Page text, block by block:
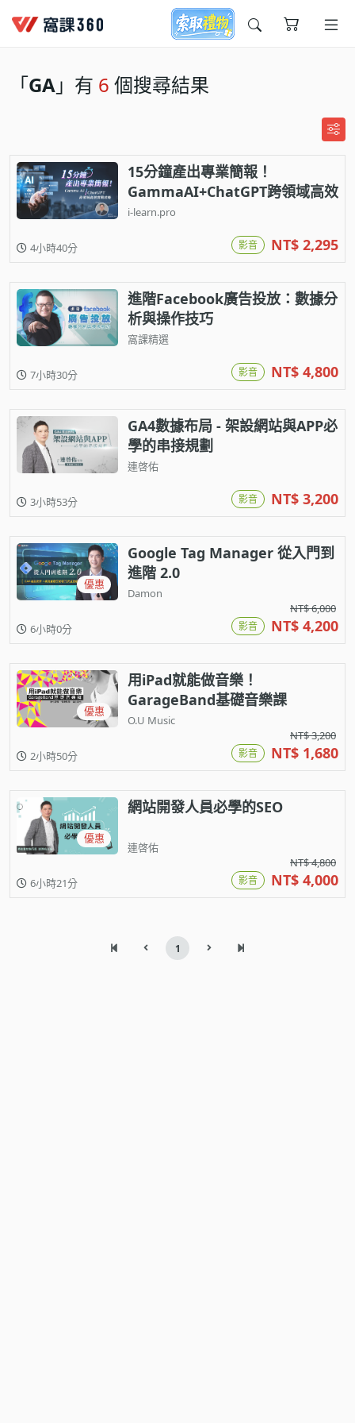
今天想要學什麼?
窩課推薦給您
「GA」有 6 個搜尋結果
15分鐘產出專業簡報！
GammaAI+ChatGPT跨領域高效
實戰攻略
i-learn.pro
4小時40分 影音 NT$ 2,295
進階Facebook廣告投放：數據分
析與操作技巧
窩課精選
7小時30分 影音 NT$ 4,800
GA4數據布局 - 架設網站與APP必
學的串接規劃
連啓佑
3小時53分 影音 NT$ 3,200
優惠
Google Tag Manager 從入門到
進階 2.0
Damon
6小時0分
NT$ 6,000
影音 NT$ 4,200
優惠
用iPad就能做音樂！
GarageBand基礎音樂課
O.U Music
2小時50分
NT$ 3,200
影音 NT$ 1,680
優惠
網站開發人員必學的SEO
連啓佑
6小時21分
NT$ 4,800
影音 NT$ 4,000
1